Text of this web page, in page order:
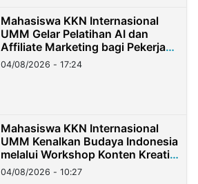
Mahasiswa KKN Internasional
UMM Gelar Pelatihan AI dan
Affiliate Marketing bagi Pekerja
Migran Indonesia di Taiwan
04/08/2026 - 17:24
Mahasiswa KKN Internasional
UMM Kenalkan Budaya Indonesia
melalui Workshop Konten Kreatif
di Taiwan
04/08/2026 - 10:27